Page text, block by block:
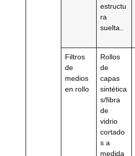
estructu
ra
suelta..
Filtros
de
medios
en rollo
Rollos
de
capas
sintética
s/fibra
de
vidrio
cortado
s a
medida